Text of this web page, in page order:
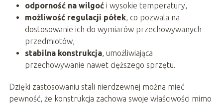
odporność na wilgoći wysokie temperatury,
możliwość regulacji półek, co pozwala na
dostosowanie ich do wymiarów przechowywanych
przedmiotów,
stabilna konstrukcja, umożliwiająca
przechowywanie nawet cięższego sprzętu.
Dzięki zastosowaniu stali nierdzewnej można mieć
pewność, że konstrukcja zachowa swoje właściwości mimo